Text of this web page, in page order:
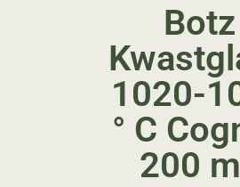
Botz
1020-
° C
200